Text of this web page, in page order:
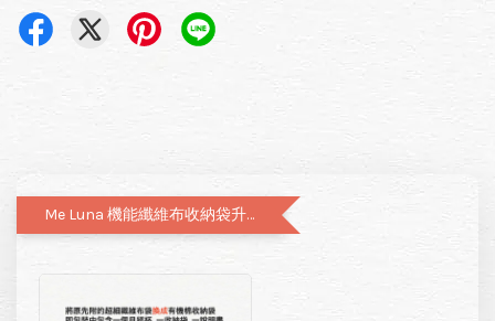
Me Luna 機能纖維布收納袋升級有機棉布袋